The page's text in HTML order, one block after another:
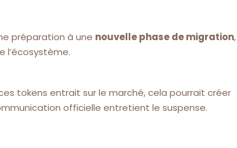
préparation à une nouvelle phase de migration,
l’écosystème.
tokens entrait sur le marché, cela pourrait créer
officielle entretient le suspense.